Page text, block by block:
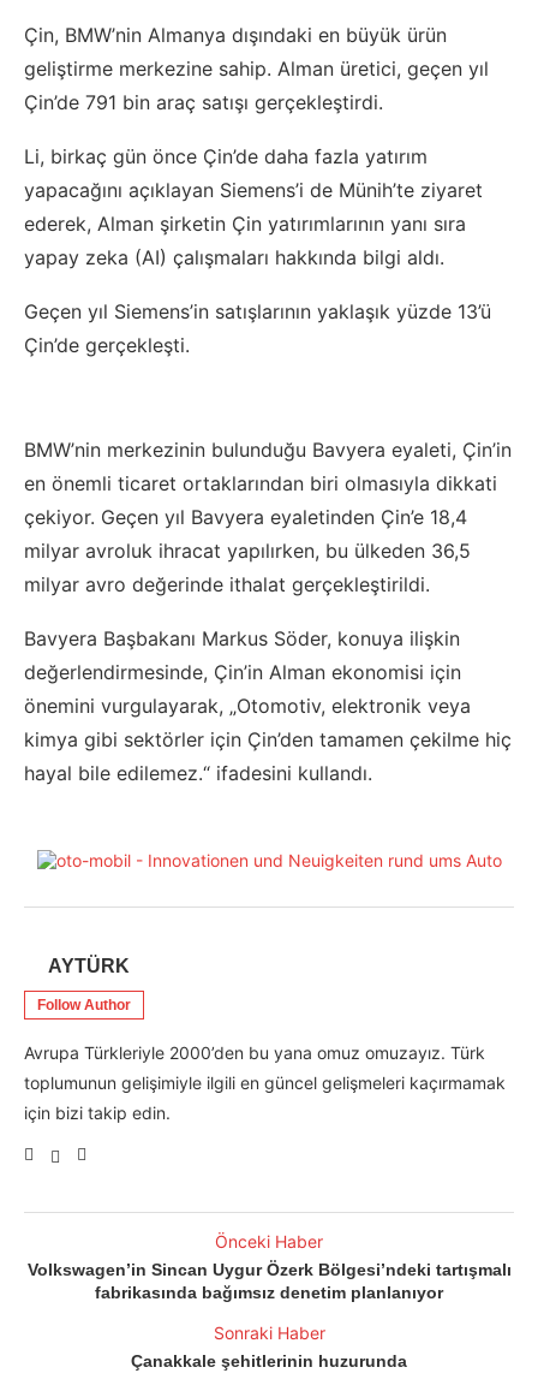
​​​​​​​Çin, BMW’nin Almanya dışındaki en büyük ürün
geliştirme merkezine sahip. Alman üretici, geçen yıl
Çin’de 791 bin araç satışı gerçekleştirdi.
Li, birkaç gün önce Çin’de daha fazla yatırım
yapacağını açıklayan Siemens’i de Münih’te ziyaret
ederek, Alman şirketin Çin yatırımlarının yanı sıra
yapay zeka (AI) çalışmaları hakkında bilgi aldı.
Geçen yıl Siemens’in satışlarının yaklaşık yüzde 13’ü
Çin’de gerçekleşti.
BMW’nin merkezinin bulunduğu Bavyera eyaleti, Çin’in
en önemli ticaret ortaklarından biri olmasıyla dikkati
çekiyor. Geçen yıl Bavyera eyaletinden Çin’e 18,4
milyar avroluk ihracat yapılırken, bu ülkeden 36,5
milyar avro değerinde ithalat gerçekleştirildi.
Bavyera Başbakanı Markus Söder, konuya ilişkin
değerlendirmesinde, Çin’in Alman ekonomisi için
önemini vurgulayarak, „Otomotiv, elektronik veya
kimya gibi sektörler için Çin’den tamamen çekilme hiç
hayal bile edilemez.“ ifadesini kullandı.
AYTÜRK
Follow Author
Avrupa Türkleriyle 2000’den bu yana omuz omuzayız. Türk
toplumunun gelişimiyle ilgili en güncel gelişmeleri kaçırmamak
için bizi takip edin.
Önceki Haber
Volkswagen’in Sincan Uygur Özerk Bölgesi’ndeki tartışmalı
fabrikasında bağımsız denetim planlanıyor
Sonraki Haber
Çanakkale şehitlerinin huzurunda